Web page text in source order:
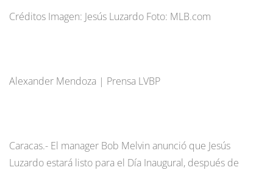
Créditos Imagen: Jesús Luzardo Foto: MLB.com
Alexander Mendoza | Prensa LVBP
Caracas.- El manager Bob Melvin anunció que Jesús
Luzardo estará listo para el Día Inaugural, después de